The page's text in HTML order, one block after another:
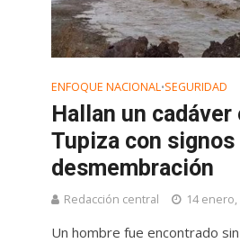
ENFOQUE NACIONAL•SEGURIDAD
Hallan un cadáver
Tupiza con signos
desmembración
Redacción central 14 enero,
Un hombre fue encontrado